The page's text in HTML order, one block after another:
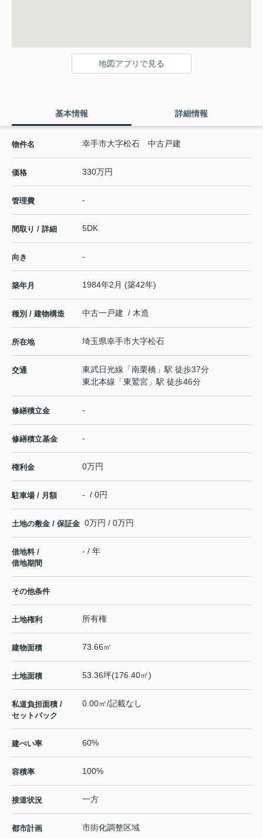
地図アプリで見る
基本情報 詳細情報
物件名 幸手市大字松石 中古戸建
価格 330万円
管理費 -
間取り / 詳細 5DK
向き -
築年月 1984年2月 (築42年)
種別 / 建物構造 中古一戸建 / 木造
所在地 埼玉県幸手市大字松石
交通 東武日光線 「南栗橋 」駅 徒歩37分
東北本線 「東鷲宮 」駅 徒歩46分
修繕積立金 -
修繕積立基金 -
権利金 0万円
駐車場 / 月額 - / 0円
土地の敷金 / 保証金 0万円 / 0万円
借地料 /
借地期間
- / 年
その他条件
土地権利 所有権
建物面積 73.66㎡
土地面積 53.36坪(176.40㎡)
私道負担面積 /
セットバック
0.00㎡/記載なし
建ぺい率 60%
容積率 100%
接道状況 一方
都市計画 市街化調整区域